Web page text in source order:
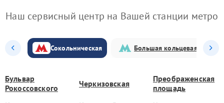
Наш сервисный центр на Вашей станции метро
Сокольническая Большая кольцевая
Бульвар
Рокоссовского
Черкизовская
Преображенская
площадь